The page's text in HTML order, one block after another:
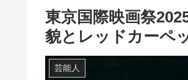
東京国際映画祭
貌とレッドカーペ
芸能人